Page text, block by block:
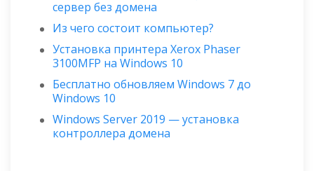
сервер без домена
Из чего состоит компьютер?
Установка принтера Xerox Phaser
3100MFP на Windows 10
Бесплатно обновляем Windows 7 до
Windows 10
Windows Server 2019 — установка
контроллера домена